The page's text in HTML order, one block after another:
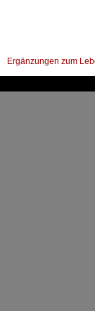
Ergänzungen zum